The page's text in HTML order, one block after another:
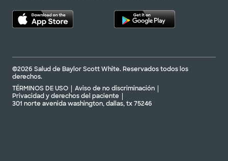
©2026 Salud de Baylor Scott White. Reservados todos los
derechos.
TÉRMINOS DE USO
Aviso de no discriminación
Privacidad y derechos del paciente
301 norte avenida washington, dallas, tx 75246